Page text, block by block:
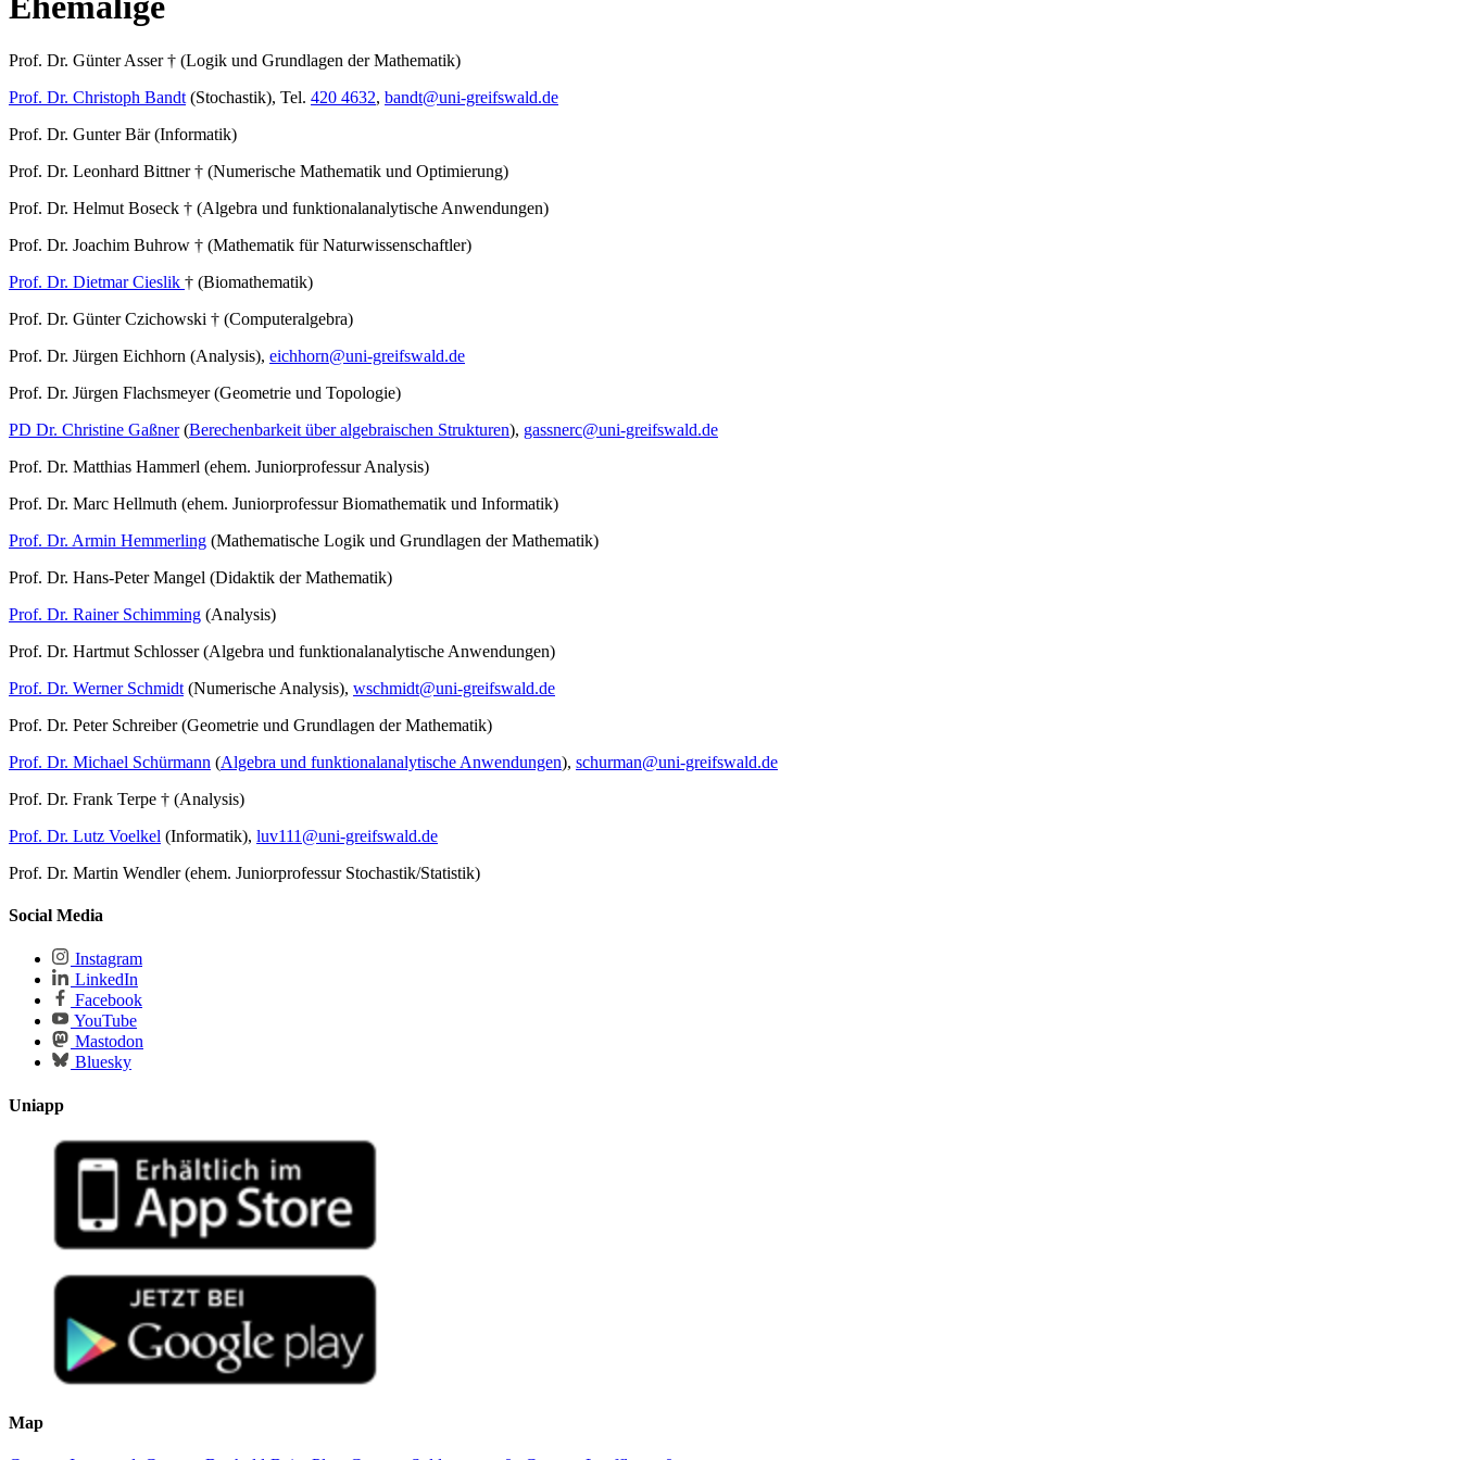
Prof. Dr. Günter Asser † (Logik und Grundlagen der Mathematik)
Prof. Dr. Christoph Bandt (Stochastik), Tel. 420 4632, bandt@uni-greifswald.de
Prof. Dr. Gunter Bär (Informatik)
Prof. Dr. Leonhard Bittner † (Numerische Mathematik und Optimierung)
Prof. Dr. Helmut Boseck † (Algebra und funktionalanalytische Anwendungen)
Prof. Dr. Joachim Buhrow † (Mathematik für Naturwissenschaftler)
Prof. Dr. Dietmar Cieslik † (Biomathematik)
Prof. Dr. Günter Czichowski † (Computeralgebra)
Prof. Dr. Jürgen Eichhorn (Analysis), eichhorn@uni-greifswald.de
Prof. Dr. Jürgen Flachsmeyer (Geometrie und Topologie)
PD Dr. Christine Gaßner(Berechenbarkeit über algebraischen Strukturen), gassnerc@uni-greifswald.de
Prof. Dr. Matthias Hammerl (ehem. Juniorprofessur Analysis)
Prof. Dr. Marc Hellmuth (ehem. Juniorprofessur Biomathematik und Informatik)
Prof. Dr. Armin Hemmerling (Mathematische Logik und Grundlagen der Mathematik)
Prof. Dr. Hans-Peter Mangel (Didaktik der Mathematik)
Prof. Dr. Rainer Schimming (Analysis)
Prof. Dr. Hartmut Schlosser (Algebra und funktionalanalytische Anwendungen)
Prof. Dr. Werner Schmidt (Numerische Analysis), wschmidt@uni-greifswald.de
Prof. Dr. Peter Schreiber (Geometrie und Grundlagen der Mathematik)
Prof. Dr. Michael Schürmann (Algebra und funktionalanalytische Anwendungen), schurman@uni-greifswald.de
Prof. Dr. Frank Terpe † (Analysis)
Prof. Dr. Lutz Voelkel (Informatik), luv111 @uni-greifswald.de
Prof. Dr. Martin Wendler (ehem. Juniorprofessur Stochastik/Statistik)
Social Media
Instagram
LinkedIn
Facebook
YouTube
Mastodon
Bluesky
Uniapp
Map